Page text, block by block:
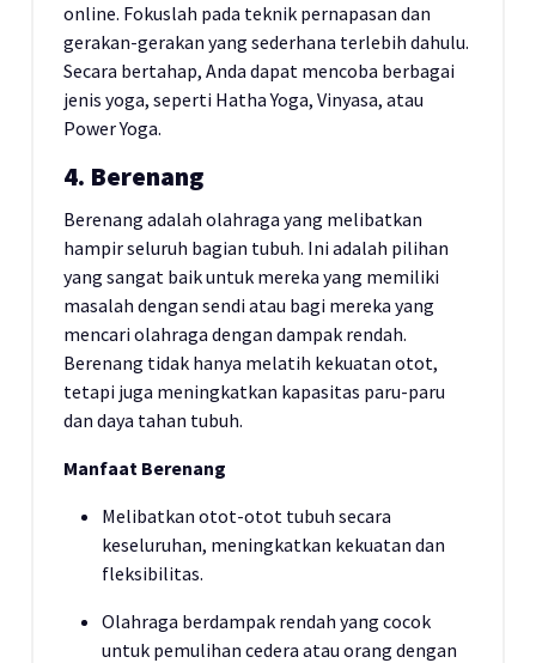
online. Fokuslah pada teknik pernapasan dan
gerakan-gerakan yang sederhana terlebih dahulu.
Secara bertahap, Anda dapat mencoba berbagai
jenis yoga, seperti Hatha Yoga, Vinyasa, atau
Power Yoga.
4. Berenang
Berenang adalah olahraga yang melibatkan
hampir seluruh bagian tubuh. Ini adalah pilihan
yang sangat baik untuk mereka yang memiliki
masalah dengan sendi atau bagi mereka yang
mencari olahraga dengan dampak rendah.
Berenang tidak hanya melatih kekuatan otot,
tetapi juga meningkatkan kapasitas paru-paru
dan daya tahan tubuh.
Manfaat Berenang
Melibatkan otot-otot tubuh secara
keseluruhan, meningkatkan kekuatan dan
fleksibilitas.
Olahraga berdampak rendah yang cocok
untuk pemulihan cedera atau orang dengan